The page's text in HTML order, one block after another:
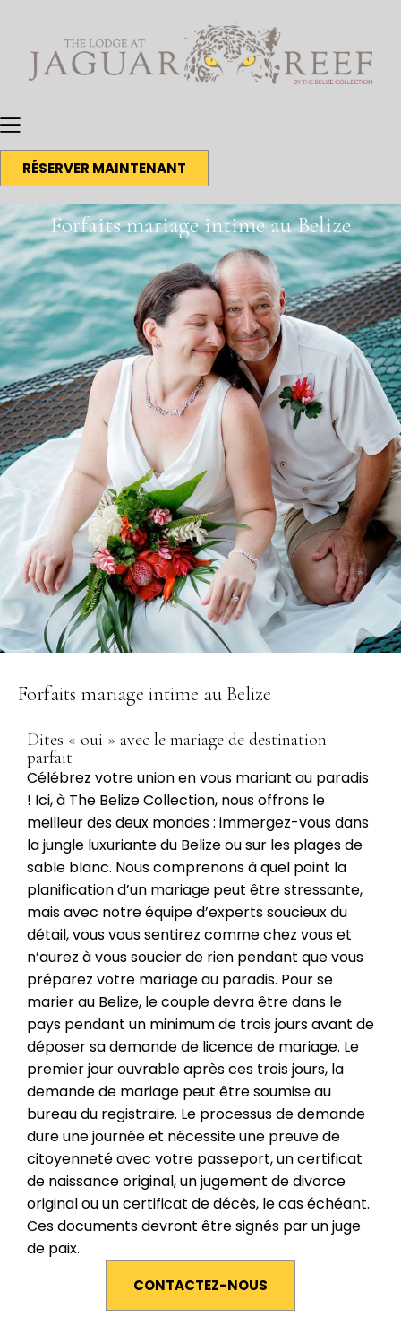
RÉSERVER MAINTENANT
Forfaits mariage intime au Belize
Forfaits mariage intime au Belize
Dites « oui » avec le mariage de destination
parfait
Célébrez votre union en vous mariant au paradis
! Ici, à The Belize Collection, nous offrons le
meilleur des deux mondes : immergez-vous dans
la jungle luxuriante du Belize ou sur les plages de
sable blanc. Nous comprenons à quel point la
planification d’un mariage peut être stressante,
mais avec notre équipe d’experts soucieux du
détail, vous vous sentirez comme chez vous et
n’aurez à vous soucier de rien pendant que vous
préparez votre mariage au paradis. Pour se
marier au Belize, le couple devra être dans le
pays pendant un minimum de trois jours avant de
déposer sa demande de licence de mariage. Le
premier jour ouvrable après ces trois jours, la
demande de mariage peut être soumise au
bureau du registraire. Le processus de demande
dure une journée et nécessite une preuve de
citoyenneté avec votre passeport, un certificat
de naissance original, un jugement de divorce
original ou un certificat de décès, le cas échéant.
Ces documents devront être signés par un juge
de paix.
CONTACTEZ-NOUS